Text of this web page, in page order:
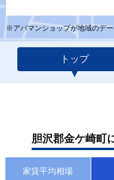
※アパマンショップが地域のデー
トップ
胆沢郡金ケ崎町
家賃平均相場